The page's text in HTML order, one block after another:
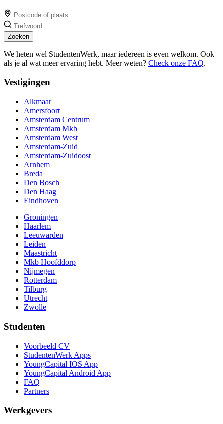
Zoeken
We heten wel StudentenWerk, maar iedereen is even welkom. Ook
als je al wat meer ervaring hebt. Meer weten? Check onze FAQ.
Vestigingen
Alkmaar
Amersfoort
Amsterdam Centrum
Amsterdam Mkb
Amsterdam West
Amsterdam-Zuid
Amsterdam-Zuidoost
Arnhem
Breda
Den Bosch
Den Haag
Eindhoven
Groningen
Haarlem
Leeuwarden
Leiden
Maastricht
Mkb Hoofddorp
Nijmegen
Rotterdam
Tilburg
Utrecht
Zwolle
Studenten
Voorbeeld CV
StudentenWerk Apps
YoungCapital IOS App
YoungCapital Android App
FAQ
Partners
Werkgevers